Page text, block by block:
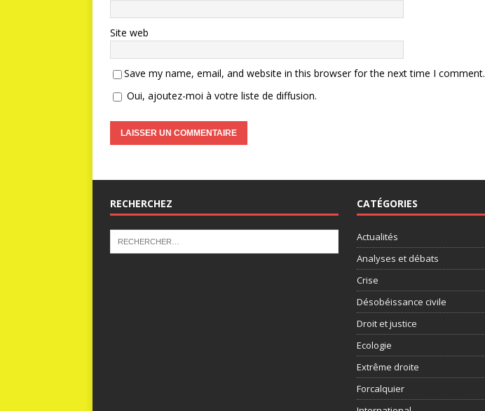
Site web
Save my name, email, and website in this browser for the next time I comment.
Oui, ajoutez-moi à votre liste de diffusion.
RECHERCHEZ CATÉGORIES
Actualités
Analyses et débats
Crise
Désobéissance civile
Droit et justice
Ecologie
Extrême droite
Forcalquier